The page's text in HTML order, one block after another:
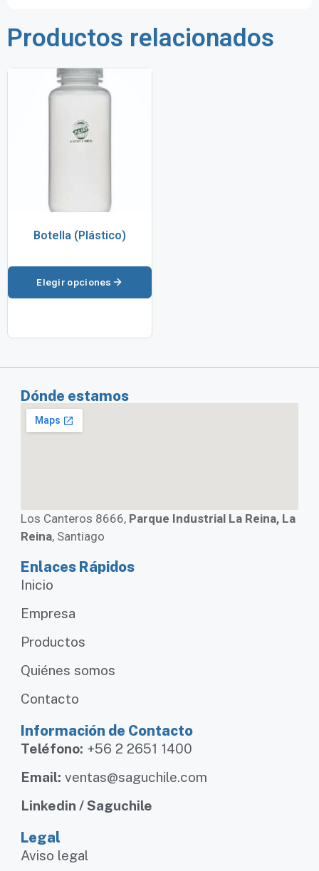
Productos relacionados
Botella (Plástico)
Elegir opciones
Dónde estamos
Los Canteros 8666, Parque Industrial La Reina, La
Reina, Santiago
Enlaces Rápidos
Inicio
Empresa
Productos
Quiénes somos
Contacto
Información de Contacto
Teléfono: +56 2 2651 1400
Email: ventas@saguchile.com
Linkedin / Saguchile
Legal
Aviso legal